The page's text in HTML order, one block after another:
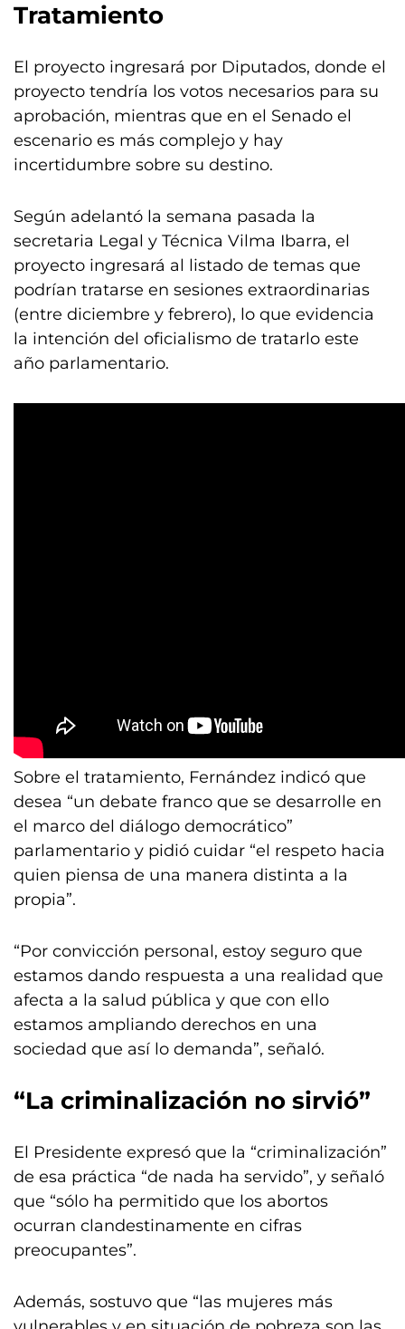
Tratamiento
El proyecto ingresará por Diputados, donde el
proyecto tendría los votos necesarios para su
aprobación, mientras que en el Senado el
escenario es más complejo y hay
incertidumbre sobre su destino.
Según adelantó la semana pasada la
secretaria Legal y Técnica Vilma Ibarra, el
proyecto ingresará al listado de temas que
podrían tratarse en sesiones extraordinarias
(entre diciembre y febrero), lo que evidencia
la intención del oficialismo de tratarlo este
año parlamentario.
Sobre el tratamiento, Fernández indicó que
desea “un debate franco que se desarrolle en
el marco del diálogo democrático”
parlamentario y pidió cuidar “el respeto hacia
quien piensa de una manera distinta a la
propia”.
“Por convicción personal, estoy seguro que
estamos dando respuesta a una realidad que
afecta a la salud pública y que con ello
estamos ampliando derechos en una
sociedad que así lo demanda”, señaló.
“La criminalización no sirvió”
El Presidente expresó que la “criminalización”
de esa práctica “de nada ha servido”, y señaló
que “sólo ha permitido que los abortos
ocurran clandestinamente en cifras
preocupantes”.
Además, sostuvo que “las mujeres más